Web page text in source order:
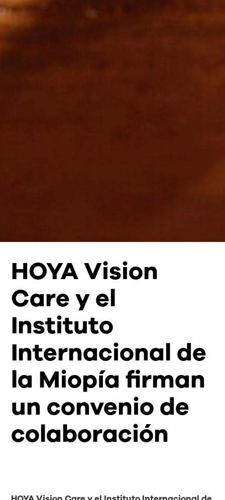
HOYA Vision
Care y el
Instituto
Internacional de
la Miopía firman
un convenio de
colaboración